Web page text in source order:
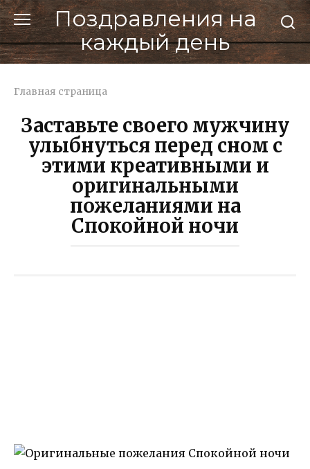
Перейти
к
контенту
Поздравления на
каждый день
Главная страница
Заставьте своего мужчину
улыбнуться перед сном с
этими креативными и
оригинальными
пожеланиями на
Спокойной ночи